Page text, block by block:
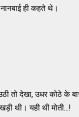
ही कहते थे।
तो देखा, उधर कोठे के
थी। यही थी मोती...!